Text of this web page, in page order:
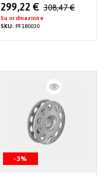
Special
Price
299,22 € 308,47 €
Su ordinazione
SKU: PF180030
-3%